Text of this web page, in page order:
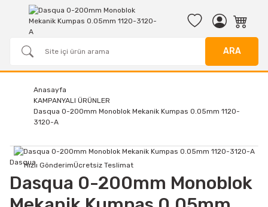
ARA
Anasayfa
KAMPANYALI ÜRÜNLER
Dasqua 0-200mm Monoblok Mekanik Kumpas 0.05mm 1120-
3120-A
Hızlı GönderimÜcretsiz Teslimat
Dasqua
Dasqua 0-200mm Monoblok